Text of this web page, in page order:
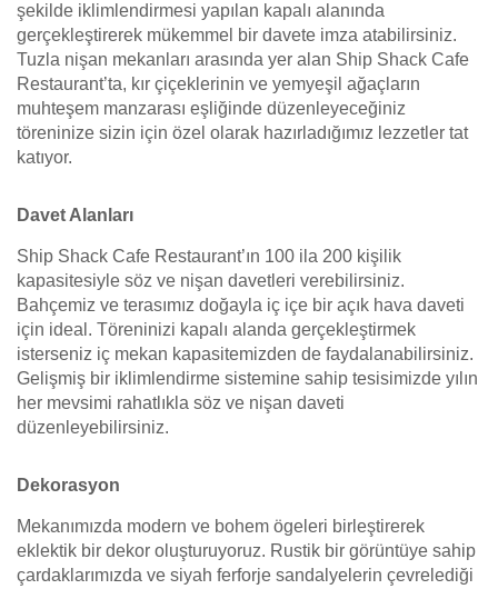
şekilde iklimlendirmesi yapılan kapalı alanında
gerçekleştirerek mükemmel bir davete imza atabilirsiniz.
Tuzla nişan mekanları arasında yer alan Ship Shack Cafe
Restaurant’ta, kır çiçeklerinin ve yemyeşil ağaçların
muhteşem manzarası eşliğinde düzenleyeceğiniz
töreninize sizin için özel olarak hazırladığımız lezzetler tat
katıyor.
Davet Alanları
Ship Shack Cafe Restaurant’ın 100 ila 200 kişilik
kapasitesiyle söz ve nişan davetleri verebilirsiniz.
Bahçemiz ve terasımız doğayla iç içe bir açık hava daveti
için ideal. Töreninizi kapalı alanda gerçekleştirmek
isterseniz iç mekan kapasitemizden de faydalanabilirsiniz.
Gelişmiş bir iklimlendirme sistemine sahip tesisimizde yılın
her mevsimi rahatlıkla söz ve nişan daveti
düzenleyebilirsiniz.
Dekorasyon
Mekanımızda modern ve bohem ögeleri birleştirerek
eklektik bir dekor oluşturuyoruz. Rustik bir görüntüye sahip
çardaklarımızda ve siyah ferforje sandalyelerin çevrelediği